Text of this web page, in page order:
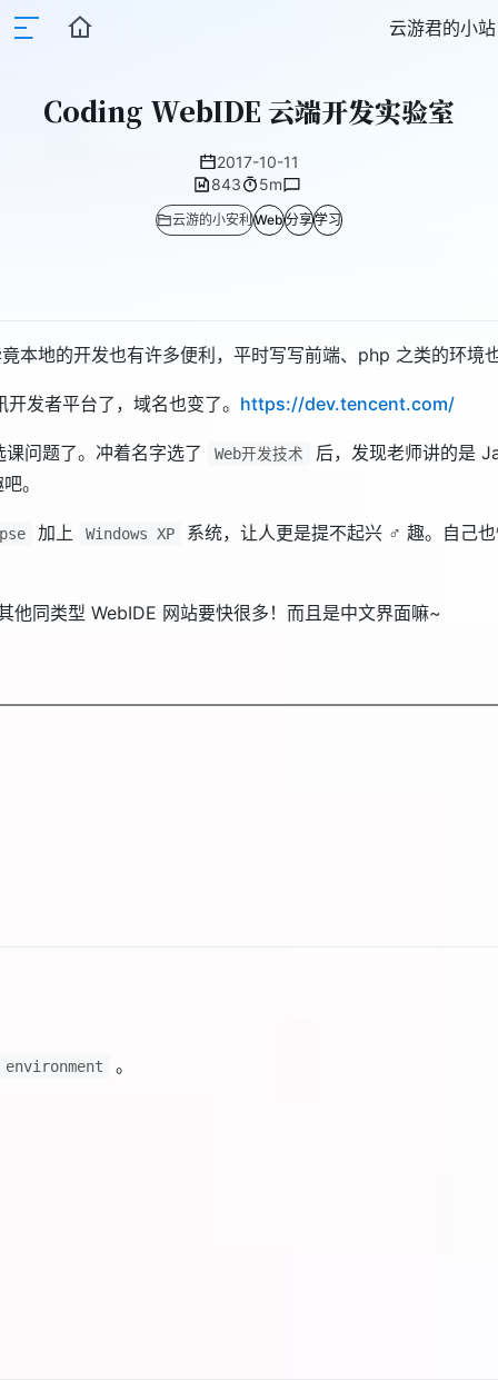
云游君的小站
Coding WebIDE 云端开发实验室
2017-10-11
843
5m
云游的小安利Web分享学习
本地的开发也有许多便利，平时写写前端、php 之类的环境
发者平台了，域名也变了。 https://dev.tencent.com/
问题了。冲着名字选了 Web开发技术
后，发现老师讲的是
。
加上 Windows XP 系统，让人更是提不起兴 ♂ 趣。自己
他同类型 WebIDE 网站要快很多！而且是中文界面嘛~
environment 。